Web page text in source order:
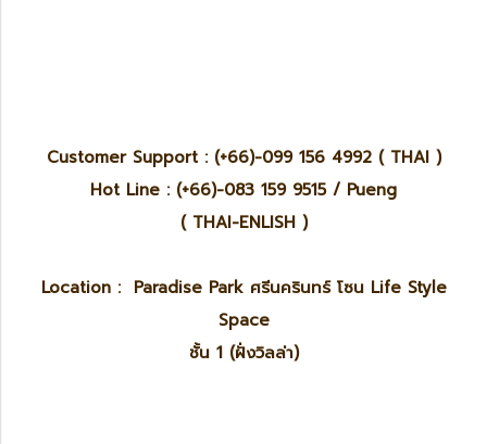
Customer Support : (+66)-099 156 4992 ( THAI )
Hot Line : (+66)-083 159 9515 / Pueng
( THAI-ENLISH )
Location : Paradise Park ศรีนครินทร์ โซน Life Style
Space
ชั้น 1 (ฝั่งวิลล่า)